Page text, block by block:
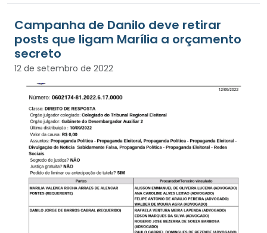
Campanha de Danilo deve retirar
posts que ligam Marília a orçamento
secreto
12 de setembro de 2022